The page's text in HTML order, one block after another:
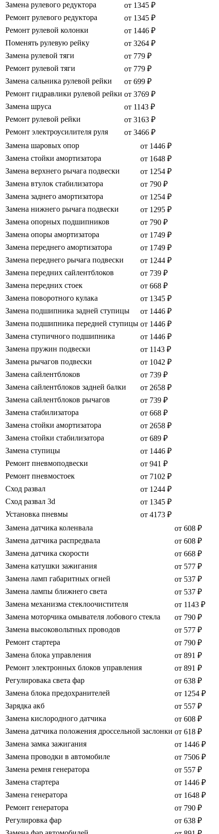
Замена рулевого редуктора
от 1345 ₽
Ремонт рулевого редуктора
от 1345 ₽
Ремонт рулевой колонки
от 1446 ₽
Поменять рулевую рейку
от 3264 ₽
Замена рулевой тяги
от 779 ₽
Ремонт рулевой тяги
от 779 ₽
Замена сальника рулевой рейки
от 699 ₽
Ремонт гидравлики рулевой рейки от 3769 ₽
Замена шруса
от 1143 ₽
Ремонт рулевой рейки
от 3163 ₽
Ремонт электроусилителя руля
от 3466 ₽
Замена шаровых опор
от 1446 ₽
Замена стойки амортизатора
от 1648 ₽
Замена верхнего рычага подвески
от 1254 ₽
Замена втулок стабилизатора
от 790 ₽
Замена заднего амортизатора
от 1254 ₽
Замена нижнего рычага подвески
от 1295 ₽
Замена опорных подшипников
от 790 ₽
Замена опоры амортизатора
от 1749 ₽
Замена переднего амортизатора
от 1749 ₽
Замена переднего рычага подвески
от 1244 ₽
Замена передних сайлентблоков
от 739 ₽
Замена передних стоек
от 668 ₽
Замена поворотного кулака
от 1345 ₽
Замена подшипника задней ступицы
от 1446 ₽
Замена подшипника передней ступицы от 1446 ₽
Замена ступичного подшипника
от 1446 ₽
Замена пружин подвески
от 1143 ₽
Замена рычагов подвески
от 1042 ₽
Замена сайлентблоков
от 739 ₽
Замена сайлентблоков задней балки
от 2658 ₽
Замена сайлентблоков рычагов
от 739 ₽
Замена стабилизатора
от 668 ₽
Замена стойки амортизатора
от 2658 ₽
Замена стойки стабилизатора
от 689 ₽
Замена ступицы
от 1446 ₽
Ремонт пневмоподвески
от 941 ₽
Ремонт пневмостоек
от 7102 ₽
Сход развал
от 1244 ₽
Сход развал 3d
от 1345 ₽
Установка пневмы
от 4173 ₽
Замена датчика коленвала
от 608 ₽
Замена датчика распредвала
от 608 ₽
Замена датчика скорости
от 668 ₽
Замена катушки зажигания
от 577 ₽
Замена ламп габаритных огней
от 537 ₽
Замена лампы ближнего света
от 537 ₽
Замена механизма стеклоочистителя
от 1143 ₽
Замена моторчика омывателя лобового стекла
от 790 ₽
Замена высоковольтных проводов
от 577 ₽
Ремонт стартера
от 790 ₽
Замена блока управления
от 891 ₽
Ремонт электронных блоков управления
от 891 ₽
Регулировака света фар
от 638 ₽
Замена блока предохранителей
от 1254 ₽
Зарядка акб
от 557 ₽
Замена кислородного датчика
от 608 ₽
Замена датчика положения дроссельной заслонки от 618 ₽
Замена замка зажигания
от 1446 ₽
Замена проводки в автомобиле
от 7506 ₽
Замена ремня генератора
от 557 ₽
Замена стартера
от 1446 ₽
Замена генератора
от 1648 ₽
Ремонт генератора
от 790 ₽
Регулировка фар
от 638 ₽